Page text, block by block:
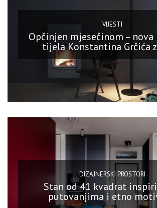
VIJESTI
Opčinjen mjesečinom –
tijela Konstantina Grčića
DIZAJNERSKI PROSTORI
Stan od 41 kvadrat
putovanjima i etno